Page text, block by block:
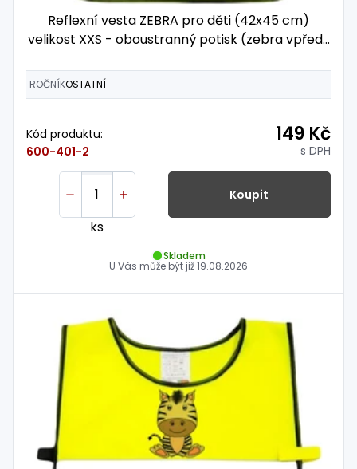
Reflexní vesta ZEBRA pro děti (42x45 cm)
velikost XXS - oboustranný potisk (zebra vpředu
ROČNÍKOSTATNÍ
Kód produktu:
600-401-2
149 Kč
s DPH
ks
Koupit
Skladem
U Vás může být již19.08.2026